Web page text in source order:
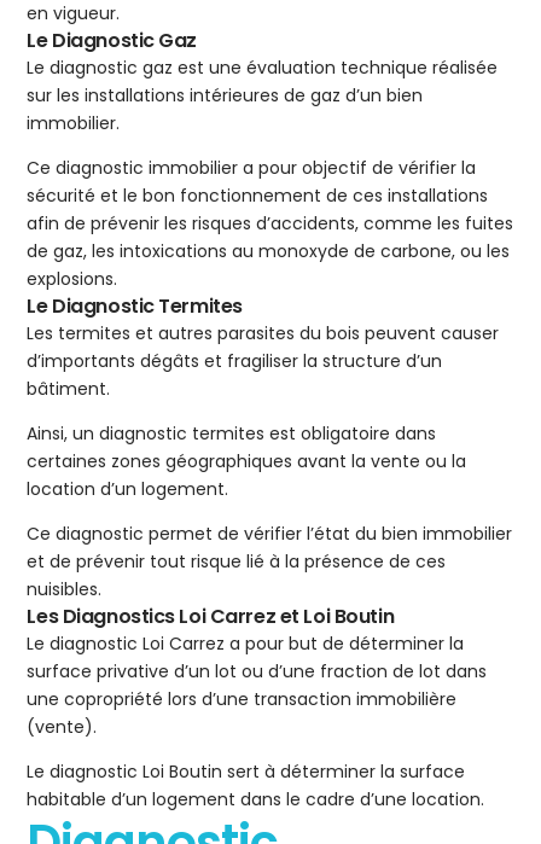
en vigueur.
Le Diagnostic Gaz
Le diagnostic gaz est une évaluation technique réalisée
sur les installations intérieures de gaz d’un bien
immobilier.
Ce diagnostic immobilier a pour objectif de vérifier la
sécurité et le bon fonctionnement de ces installations
afin de prévenir les risques d’accidents, comme les fuites
de gaz, les intoxications au monoxyde de carbone, ou les
explosions.
Le Diagnostic Termites
Les termites et autres parasites du bois peuvent causer
d’importants dégâts et fragiliser la structure d’un
bâtiment.
Ainsi, un diagnostic termites est obligatoire dans
certaines zones géographiques avant la vente ou la
location d’un logement.
Ce diagnostic permet de vérifier l’état du bien immobilier
et de prévenir tout risque lié à la présence de ces
nuisibles.
Les Diagnostics Loi Carrez et Loi Boutin
Le diagnostic Loi Carrez a pour but de déterminer la
surface privative d’un lot ou d’une fraction de lot dans
une copropriété lors d’une transaction immobilière
(vente).
Le diagnostic Loi Boutin sert à déterminer la surface
habitable d’un logement dans le cadre d’une location.